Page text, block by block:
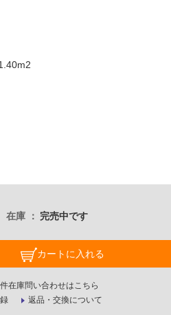
在庫 完売中です
カートに入れる
在庫問い合わせはこちら
返品・交換について